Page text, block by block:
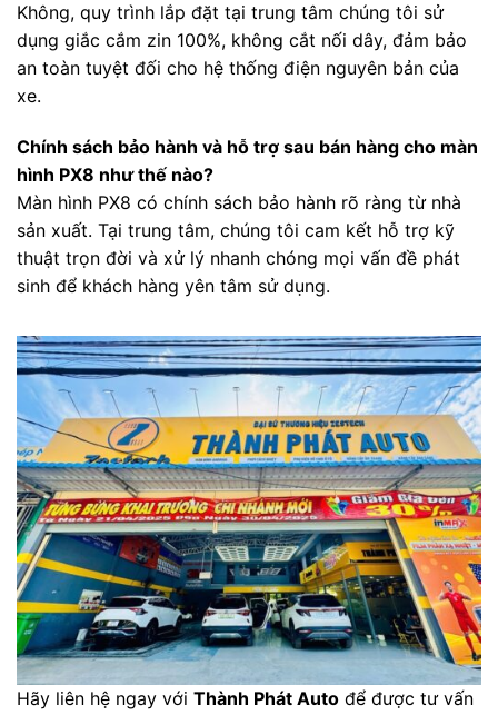
Không, quy trình lắp đặt tại trung tâm chúng tôi sử
dụng giắc cắm zin 100%, không cắt nối dây, đảm bảo
an toàn tuyệt đối cho hệ thống điện nguyên bản của
xe.
Chính sách bảo hành và hỗ trợ sau bán hàng cho màn
hình PX8 như thế nào?
Màn hình PX8 có chính sách bảo hành rõ ràng từ nhà
sản xuất. Tại trung tâm, chúng tôi cam kết hỗ trợ kỹ
thuật trọn đời và xử lý nhanh chóng mọi vấn đề phát
sinh để khách hàng yên tâm sử dụng.
Hãy liên hệ ngay với Thành Phát Auto để được tư vấn